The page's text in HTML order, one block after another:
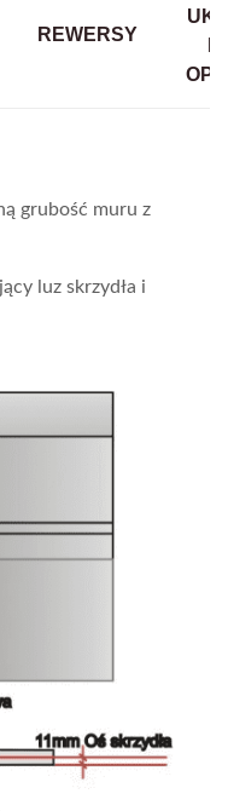
REWERSY
grubość muru z
luz skrzydła i